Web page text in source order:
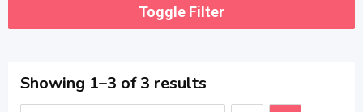
Toggle Filter
Showing 1–3 of 3 results